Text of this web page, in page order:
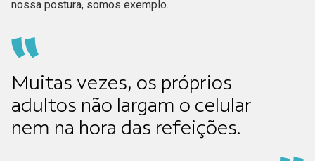
nossa postura, somos exemplo.
Muitas vezes, os próprios
adultos não largam o celular
nem na hora das refeições.